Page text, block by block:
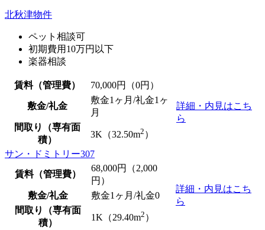
北秋津物件
ペット相談可
初期費用10万円以下
楽器相談
賃料（管理費） 70,000円（0円）
詳細・内見はこち
ら
敷金/礼金
敷金1ヶ月/礼金1ヶ
月
間取り（専有面
積）
3K（32.50m2 ）
サン・ドミトリー307
賃料（管理費）
68,000円（2,000
円）
詳細・内見はこち
ら
敷金/礼金 敷金1ヶ月/礼金0
間取り（専有面
積）
1K（29.40m2 ）